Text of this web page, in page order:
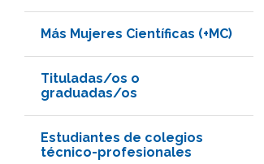
Más Mujeres Científicas (+MC)
Tituladas/os o
graduadas/os
Estudiantes de colegios
técnico-profesionales